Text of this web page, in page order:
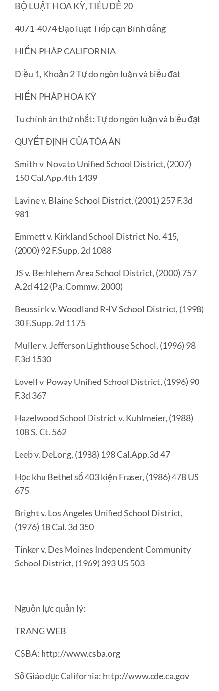
BỘ LUẬT HOA KỲ, TIÊU ĐỀ 20
4071-4074 Đạo luật Tiếp cận Bình đẳng
HIẾN PHÁP CALIFORNIA
Điều 1, Khoản 2 Tự do ngôn luận và biểu đạt
HIẾN PHÁP HOA KỲ
Tu chính án thứ nhất: Tự do ngôn luận và biểu đạt
QUYẾT ĐỊNH CỦA TÒA ÁN
Smith v. Novato Unified School District, (2007)
150 Cal.App.4th 1439
Lavine v. Blaine School District, (2001) 257 F.3d
981
Emmett v. Kirkland School District No. 415,
(2000) 92 F.Supp. 2d 1088
JS v. Bethlehem Area School District, (2000) 757
A.2d 412 (Pa. Commw. 2000)
Beussink v. Woodland R-IV School District, (1998)
30 F.Supp. 2d 1175
Muller v. Jefferson Lighthouse School, (1996) 98
F.3d 1530
Lovell v. Poway Unified School District, (1996) 90
F.3d 367
Hazelwood School District v. Kuhlmeier, (1988)
108 S. Ct. 562
Leeb v. DeLong, (1988) 198 Cal.App.3d 47
Học khu Bethel số 403 kiện Fraser, (1986) 478 US
675
Bright v. Los Angeles Unified School District,
(1976) 18 Cal. 3d 350
Tinker v. Des Moines Independent Community
School District, (1969) 393 US 503
Nguồn lực quản lý:
TRANG WEB
CSBA: http://www.csba.org
Sở Giáo dục California: http://www.cde.ca.gov